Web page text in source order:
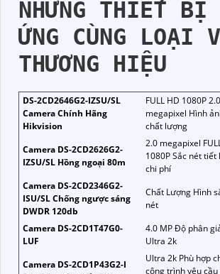
NHỮNG THIẾT BỊ
ỨNG CÙNG LOẠI
THƯƠNG HIỆU
DS-2CD2646G2-IZSU/SL
Camera Chính Hãng
Hikvision
FULL HD 1080P 2.0
megapixel Hình
chất lượng
Camera DS-2CD2626G2-
IZSU/SL Hồng ngoại 80m
2.0 megapixel
1080P Sắc nét tiết
chi phí
Camera DS-2CD2346G2-
ISU/SL Chống ngược sáng
DWDR 120db
Chất Lượng Hình
nét
Camera DS-2CD1T47G0-
LUF
4.0 MP Độ phân
Ultra 2k
Camera DS-2CD1P43G2-I
Ultra 2k Phù hợp
công trình yêu